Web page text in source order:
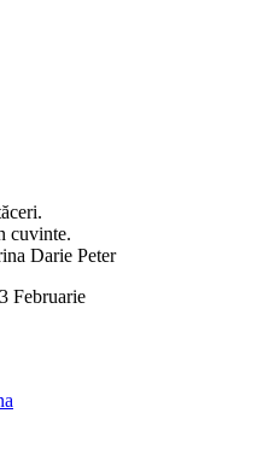
cuvinte.
Darie Peter
Februarie